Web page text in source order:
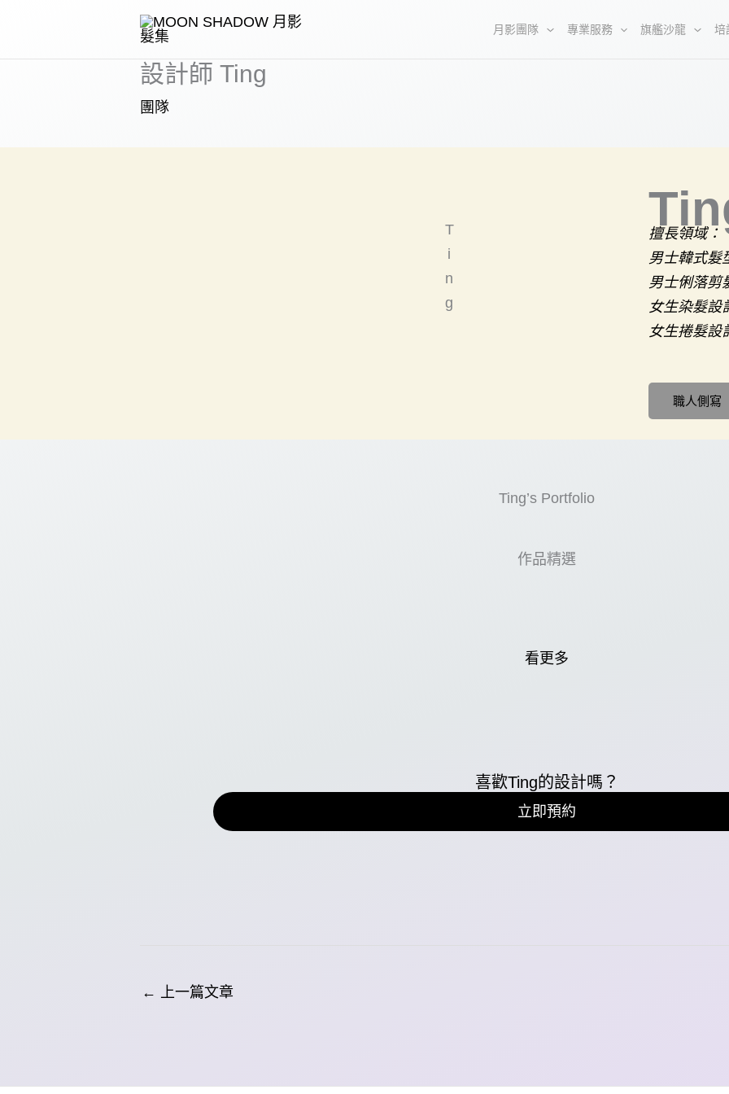
主
月影團隊 專業服務 旗艦沙龍 培
設計師 Ting
團隊
T
i
n
g
擅長領域：
男士韓式髮
男士俐落剪
女生染髮設
女生捲髮設
職人側寫
Ting’s Portfolio
作品精選
看更多
喜歡Ting的設計嗎？
立即預約
← 上一篇文章